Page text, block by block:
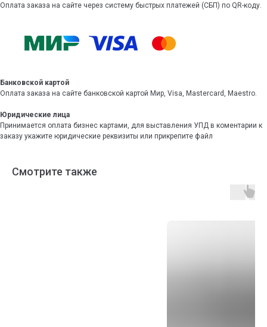
Оплата заказа на сайте через систему быстрых платежей (СБП) по QR-коду.
Банковской картой
Оплата заказа на сайте банковской картой Мир, Visa, Mastercard, Maestro.
Юридические лица
Принимается оплата бизнес картами, для выставления УПД в коментарии к
заказу укажите юридические реквизиты или прикрепите файл
Смотрите также